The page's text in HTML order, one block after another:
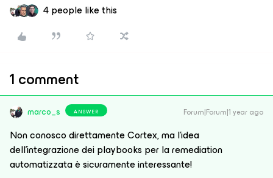
4 people like this
1 comment
marco_s ANSWER Forum|Forum|1 year ago
Non conosco direttamente Cortex, ma l’idea
dell’integrazione dei playbooks per la remediation
automatizzata è sicuramente interessante!